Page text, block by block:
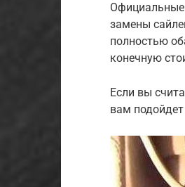
Официальные
замены
полностью
конечную
Если вы
вам